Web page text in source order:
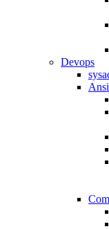
Devops